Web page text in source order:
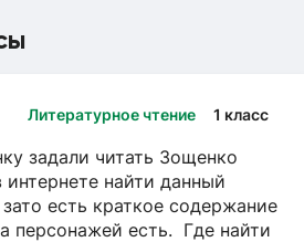
Литературное чтение 1 класс
задали читать Зощенко
найти данный
есть краткое содержание
персонажей есть. Где найти